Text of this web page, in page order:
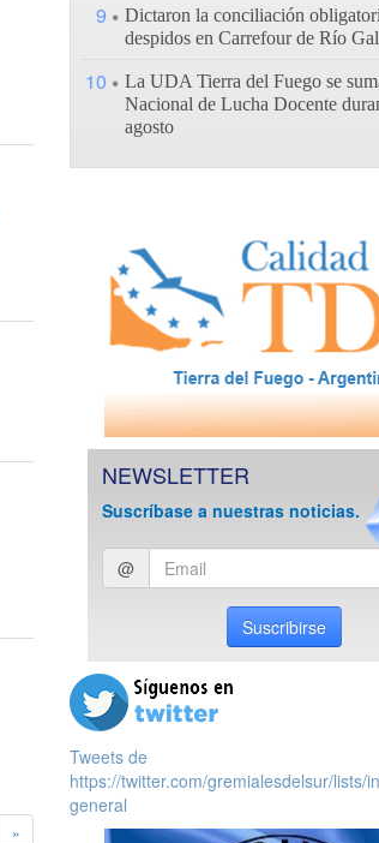
»
9
Dictaron la conciliación
despidos en Carrefour de Río
10
La UDA Tierra del Fuego se
Nacional de Lucha Docente
agosto
NEWSLETTER
Suscríbase a nuestras noticias.
Ingresar
email
@
Suscribirse
Tweets de
https://twitter.com/gremialesdelsur/lists/
general